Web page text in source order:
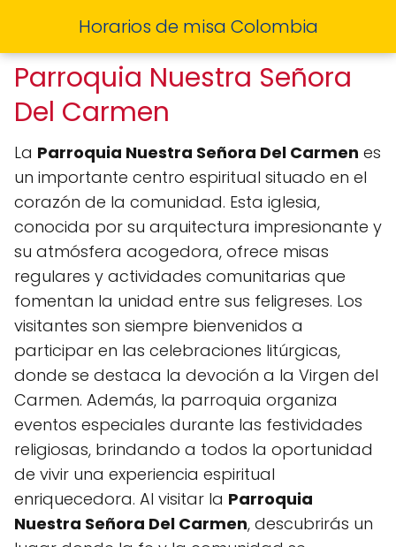
Horarios de misa Colombia
Parroquia Nuestra Señora
Del Carmen
La Parroquia Nuestra Señora Del Carmen es
un importante centro espiritual situado en el
corazón de la comunidad. Esta iglesia,
conocida por su arquitectura impresionante y
su atmósfera acogedora, ofrece misas
regulares y actividades comunitarias que
fomentan la unidad entre sus feligreses. Los
visitantes son siempre bienvenidos a
participar en las celebraciones litúrgicas,
donde se destaca la devoción a la Virgen del
Carmen. Además, la parroquia organiza
eventos especiales durante las festividades
religiosas, brindando a todos la oportunidad
de vivir una experiencia espiritual
enriquecedora. Al visitar la Parroquia
Nuestra Señora Del Carmen, descubrirás un